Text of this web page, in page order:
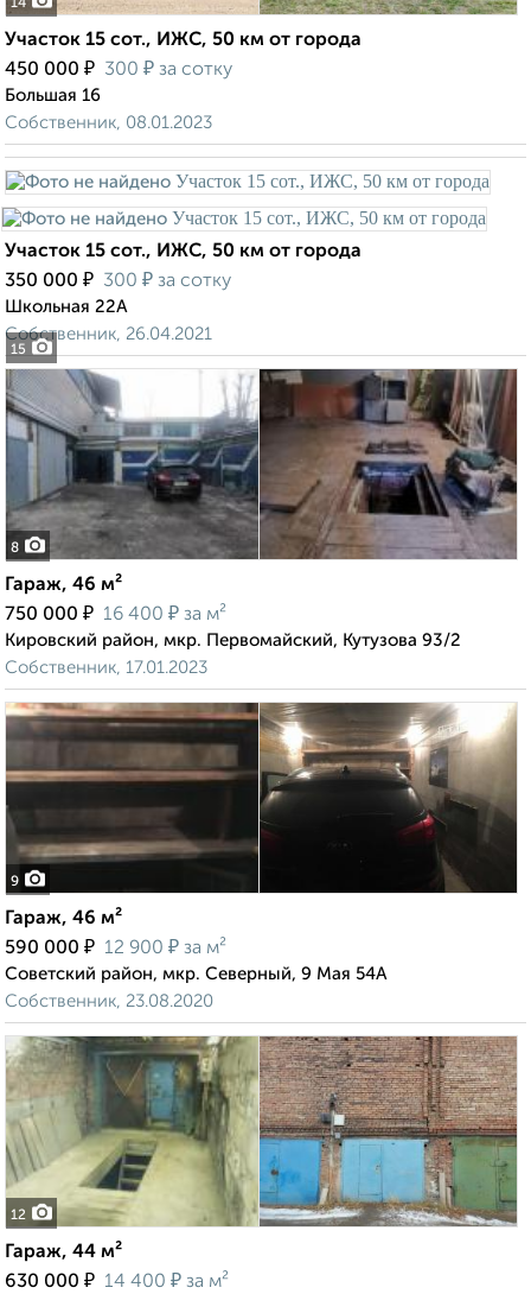
14
Участок 15 сот., ИЖС, 50 км от города
450 000 ₽ 300 ₽ за сотку
Большая 16
Собственник, 08.01.2023
15
Участок 15 сот., ИЖС, 50 км от города
350 000 ₽ 300 ₽ за сотку
Школьная 22А
Собственник, 26.04.2021
8
Гараж, 46 м²
750 000 ₽ 16 400 ₽ за м²
Кировский район, мкр. Первомайский, Кутузова 93/2
Собственник, 17.01.2023
9
Гараж, 46 м²
590 000 ₽ 12 900 ₽ за м²
Советский район, мкр. Северный, 9 Мая 54А
Собственник, 23.08.2020
12
Гараж, 44 м²
630 000 ₽ 14 400 ₽ за м²